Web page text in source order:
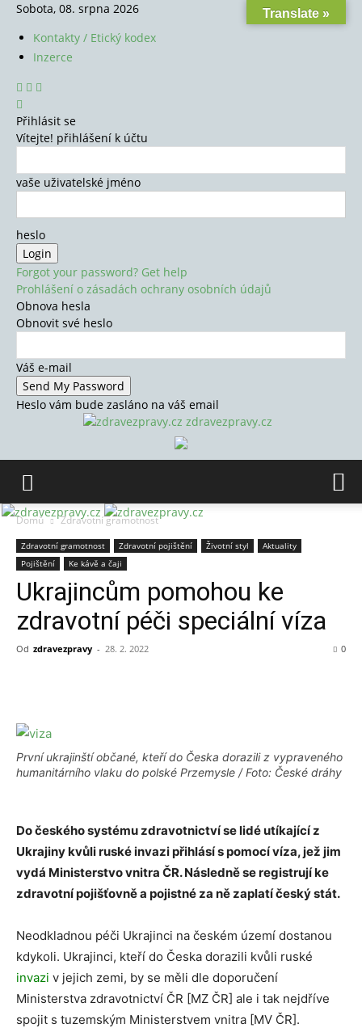
Sobota, 08. srpna 2026
Kontakty / Etický kodex
Inzerce
Přihlásit se
Vítejte! přihlášení k účtu
vaše uživatelské jméno
heslo
Forgot your password? Get help
Prohlášení o zásadách ochrany osobních údajů
Obnova hesla
Obnovit své heslo
Váš e-mail
Heslo vám bude zasláno na váš email
zdravezpravy.cz
Domů Zdravotní gramotnost
Zdravotní gramotnost Zdravotní pojištění Životní styl
Aktuality
Pojištění
Ke kávě a čaji
Ukrajincům pomohou ke
zdravotní péči speciální víza
Od zdravezpravy - 28. 2. 2022 0
První ukrajinští občané, kteří do Česka dorazili z vypraveného
humanitárního vlaku do polské Przemysle / Foto: České dráhy
Do českého systému zdravotnictví se lidé utíkající z
Ukrajiny kvůli ruské invazi přihlásí s pomocí víza, jež jim
vydá Ministerstvo vnitra ČR. Následně se registrují ke
zdravotní pojišťovně a pojistné za ně zaplatí český stát.
Neodkladnou péči Ukrajinci na českém území dostanou
kdykoli. Ukrajinci, kteří do Česka dorazili kvůli ruské
invazi v jejich zemi, by se měli dle doporučení
Ministerstva zdravotnictví ČR [MZ ČR] ale i tak nejdříve
spojit s tuzemským Ministerstvem vnitra [MV ČR].
Translate »